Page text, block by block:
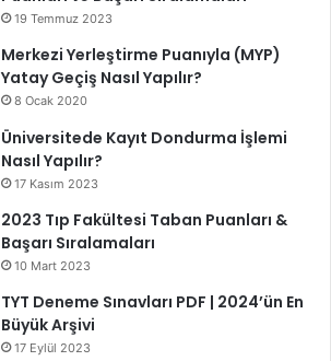
19 Temmuz 2023
Merkezi Yerleştirme Puanıyla (MYP)
Yatay Geçiş Nasıl Yapılır?
8 Ocak 2020
Üniversitede Kayıt Dondurma İşlemi
Nasıl Yapılır?
17 Kasım 2023
2023 Tıp Fakültesi Taban Puanları &
Başarı Sıralamaları
10 Mart 2023
TYT Deneme Sınavları PDF | 2024’ün En
Büyük Arşivi
17 Eylül 2023